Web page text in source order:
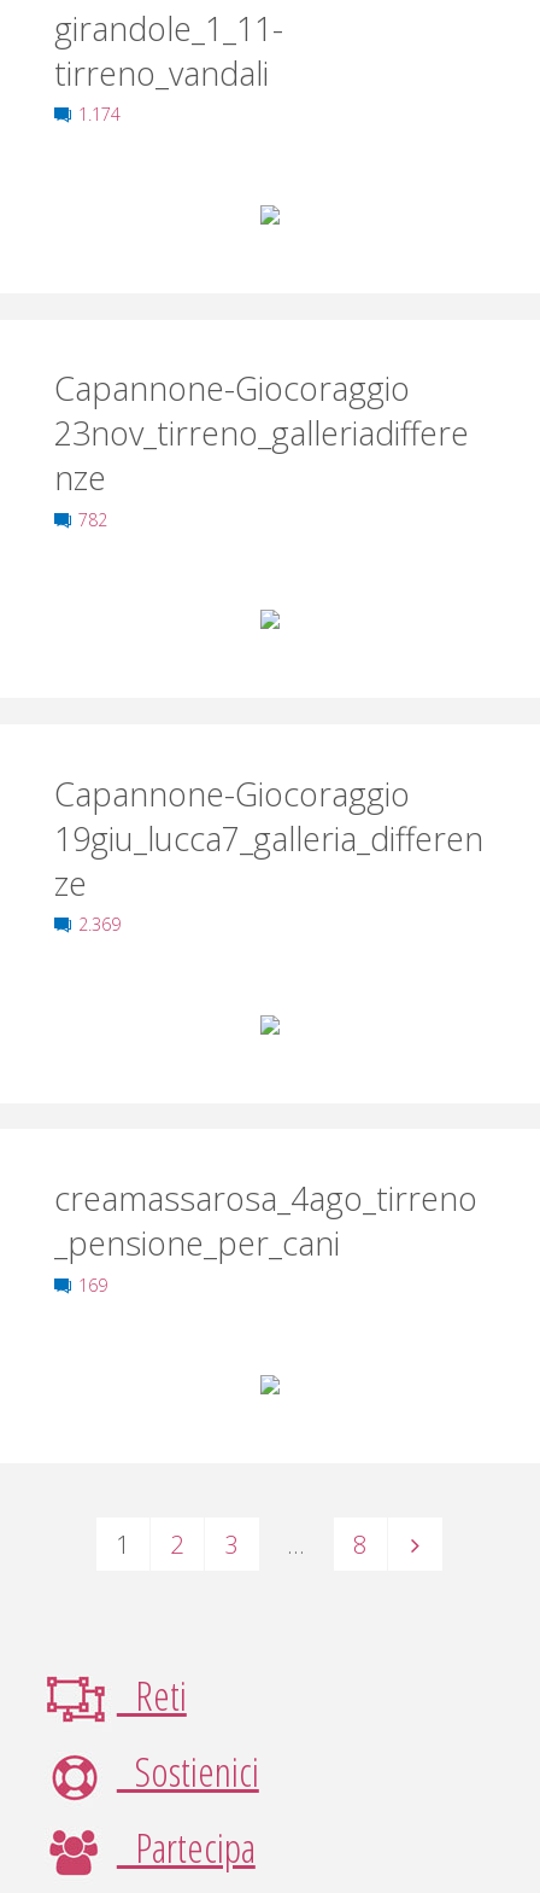
girandole_1_11-
tirreno_vandali
1.174
Capannone-Giocoraggio
23nov_tirreno_galleriadiffere
nze
782
Capannone-Giocoraggio
19giu_lucca7_galleria_differen
ze
2.369
creamassarosa_4ago_tirreno
_pensione_per_cani
169
degli
articoli
1 2 3 … 8
Reti
Sostienici
Partecipa